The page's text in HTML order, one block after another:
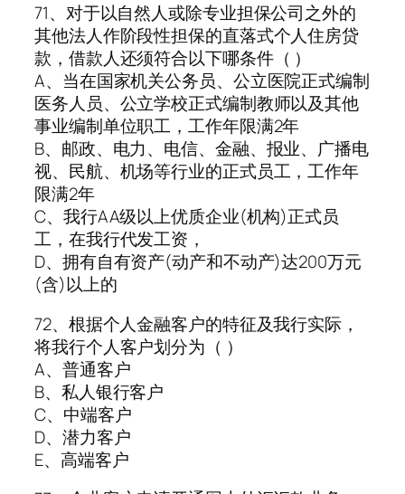
71、对于以自然人或除专业担保公司之外的
其他法人作阶段性担保的直落式个人住房贷
款，借款人还须符合以下哪条件（ ）
A、当在国家机关公务员、公立医院正式编制
医务人员、公立学校正式编制教师以及其他
事业编制单位职工，工作年限满2年
B、邮政、电力、电信、金融、报业、广播电
视、民航、机场等行业的正式员工，工作年
限满2年
C、我行AA级以上优质企业(机构)正式员
工，在我行代发工资，
D、拥有自有资产(动产和不动产)达200万元
(含)以上的
72、根据个人金融客户的特征及我行实际，
将我行个人客户划分为（ ）
A、普通客户
B、私人银行客户
C、中端客户
D、潜力客户
E、高端客户